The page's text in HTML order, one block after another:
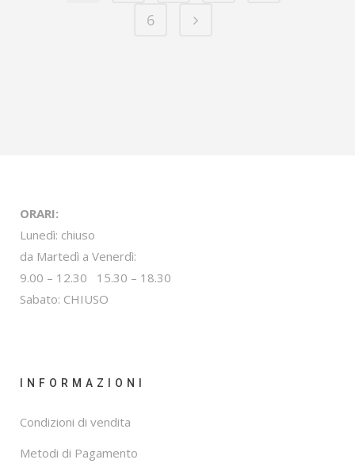
6
ORARI:
Lunedì: chiuso
da Martedì a Venerdì:
9.00 – 12.30 15.30 – 18.30
Sabato: CHIUSO
INFORMAZIONI
Condizioni di vendita
Metodi di Pagamento